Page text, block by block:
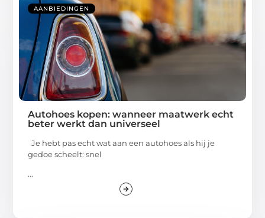
AANBIEDINGEN
Autohoes kopen: wanneer maatwerk echt
beter werkt dan universeel
Je hebt pas echt wat aan een autohoes als hij je
gedoe scheelt: snel
...